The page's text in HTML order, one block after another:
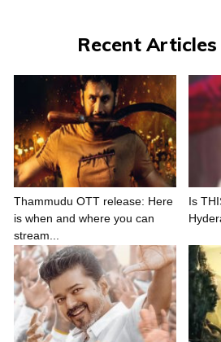
Recent Articles
Thammudu OTT release: Here
is when and where you can
stream...
Is